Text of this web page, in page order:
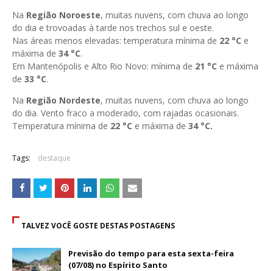
Na Região Noroeste, muitas nuvens, com chuva ao longo
do dia e trovoadas à tarde nos trechos sul e oeste.
Nas áreas menos elevadas: temperatura mínima de 22 °C e
máxima de 34 °C.
Em Mantenópolis e Alto Rio Novo: mínima de 21 °C e máxima
de 33 °C.
Na Região Nordeste, muitas nuvens, com chuva ao longo
do dia. Vento fraco a moderado, com rajadas ocasionais.
Temperatura mínima de 22 °C e máxima de 34 °C.
Tags: destaque
TALVEZ VOCÊ GOSTE DESTAS POSTAGENS
Previsão do tempo para esta sexta-feira
(07/08) no Espírito Santo